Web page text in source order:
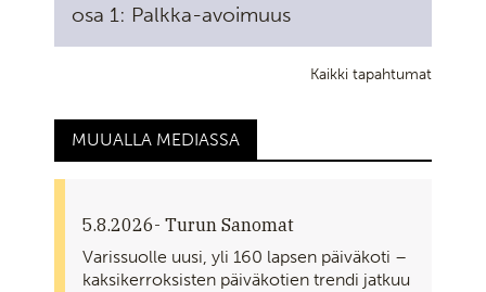
osa 1: Palkka-avoimuus
Kaikki tapahtumat
MUUALLA MEDIASSA
5.8.2026- Turun Sanomat
Varissuolle uusi, yli 160 lapsen päiväkoti –
kaksikerroksisten päiväkotien trendi jatkuu